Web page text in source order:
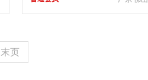
末页